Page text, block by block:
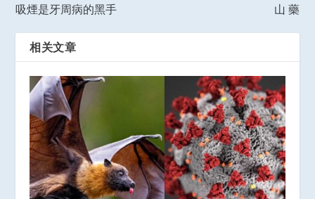
吸煙是牙周病的黑手 山 藥
相关文章